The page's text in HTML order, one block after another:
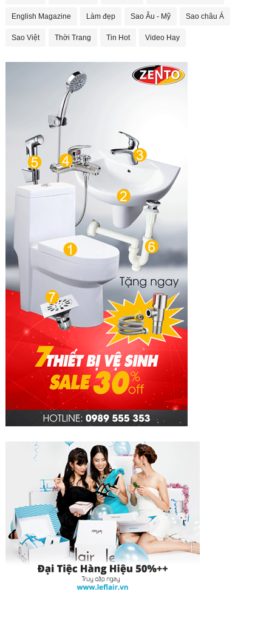
English Magazine Làm đẹp Sao Âu - Mỹ Sao châu Á
Sao Việt Thời Trang Tin Hot Video Hay